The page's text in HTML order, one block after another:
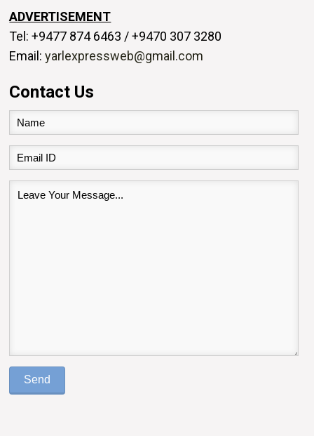
ADVERTISEMENT
Tel: +9477 874 6463 / +9470 307 3280
Email:yarlexpressweb@gmail.com
Contact Us